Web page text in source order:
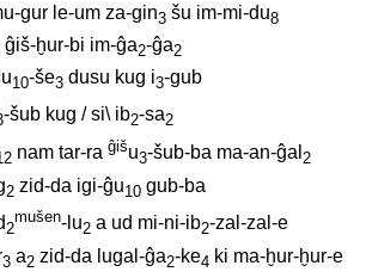
gur le-um za-gin3 šu im-mi-du8
ĝiš-ḫur-bi im-ĝa2-ĝa2
10-še3 dusu kug i3-gub
-šub kug / si\ ib2-sa2
nam tar-ra ĝišu3-šub-ba ma-an-ĝal 2
2 zid-da igi-ĝu10 gub-ba
2
mušen-lu2 a ud mi-ni-ib2-zal-zal-e
3 a2 zid-da lugal-ĝa2-ke4 ki ma-ḫur-ḫur-e